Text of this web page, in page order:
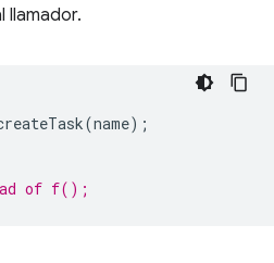
llamador.
(name);
of f();